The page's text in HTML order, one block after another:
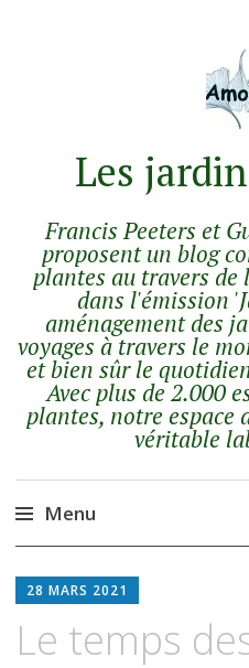
Les
Francis Peeters et
proposent un blog
plantes au travers
dans l'émission
aménagement des
voyages à travers le
et bien sûr le
Avec plus de 2.000
plantes, notre espace
véritable
Menu
au
principal
28 MARS 2021
Le temps